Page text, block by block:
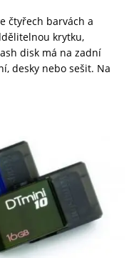
čtyřech barvách a
krytku,
disk má na zadní
desky nebo sešit. Na